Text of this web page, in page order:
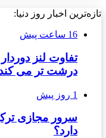
تازه‌ترین اخبار روز دنیا:
16 ساعت پیش
تفاوت لنز
درشت تر می
1 روز پیش
سرور مجازی
دارد؟